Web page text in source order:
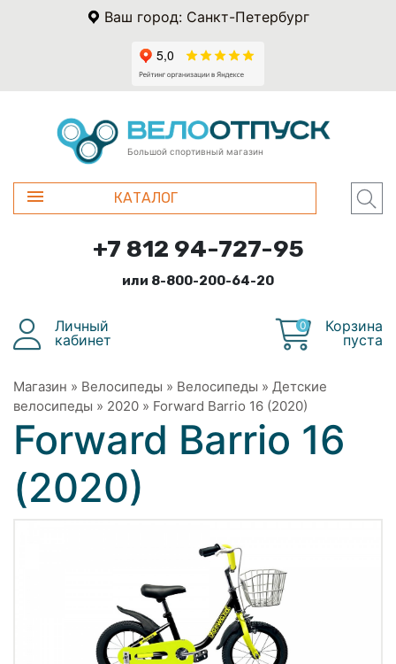
Ваш город: Санкт-Петербург
Большой спортивный магазин
КАТАЛОГ
+7 812 94-727-95
или 8-800-200-64-20
Личный
кабинет
0
Корзина
пуста
Магазин » Велосипеды » Велосипеды » Детские
велосипеды » 2020 » Forward Barrio 16 (2020)
Forward Barrio 16
(2020)